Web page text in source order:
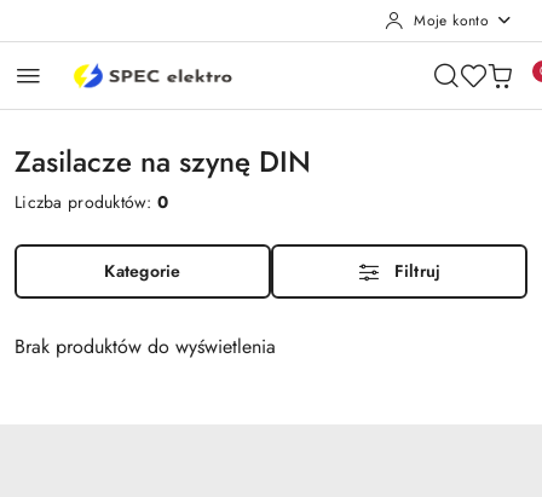
Moje konto
Zasilacze na szynę DIN
Liczba produktów:0
Kategorie Filtruj
Brak produktów do wyświetlenia